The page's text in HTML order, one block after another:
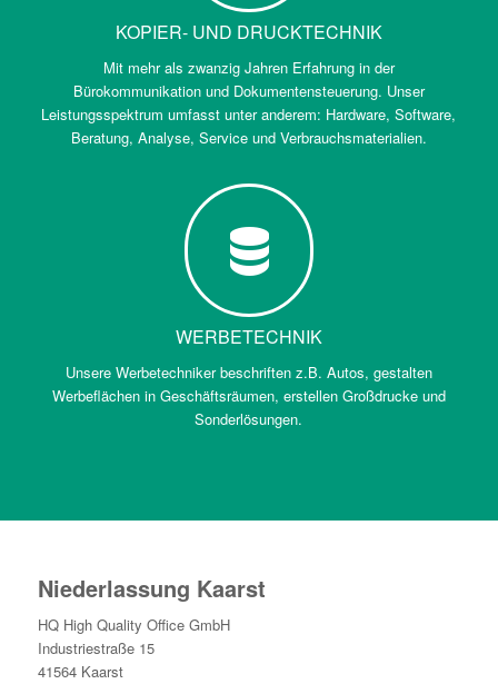
KOPIER- UND DRUCKTECHNIK
Mit mehr als zwanzig Jahren Erfahrung in der
Bürokommunikation und Dokumentensteuerung. Unser
Leistungsspektrum umfasst unter anderem: Hardware, Software,
Beratung, Analyse, Service und Verbrauchsmaterialien.
WERBETECHNIK
Unsere Werbetechniker beschriften z.B. Autos, gestalten
Werbeflächen in Geschäftsräumen, erstellen Großdrucke und
Sonderlösungen.
Niederlassung Kaarst
HQ High Quality Office GmbH
Industriestraße 15
41564 Kaarst